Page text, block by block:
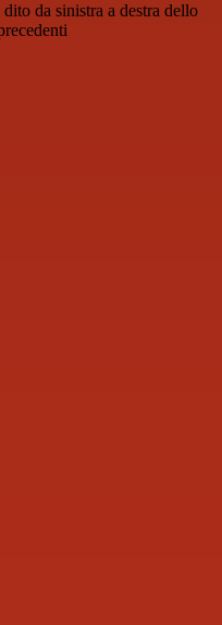
da sinistra a destra dello